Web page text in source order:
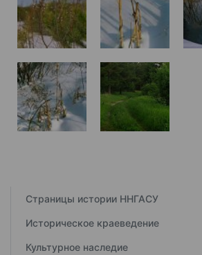
Страницы истории ННГАСУ
Историческое краеведение
Культурное наследие